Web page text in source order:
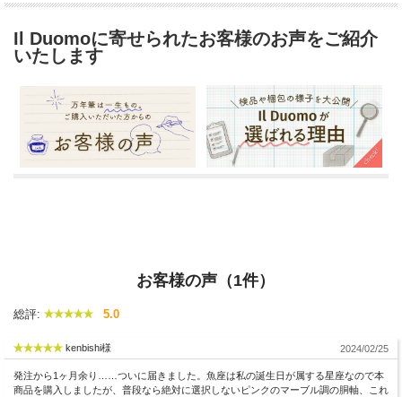
Il Duomoに寄せられたお客様のお声をご紹介
いたします
お客様の声（1件）
総評: 5.0
kenbishi様 2024/02/25
発注から1ヶ月余り……ついに届きました。魚座は私の誕生日が属する星座なので本
商品を購入しましたが、普段なら絶対に選択しないピンクのマーブル調の胴軸、これ